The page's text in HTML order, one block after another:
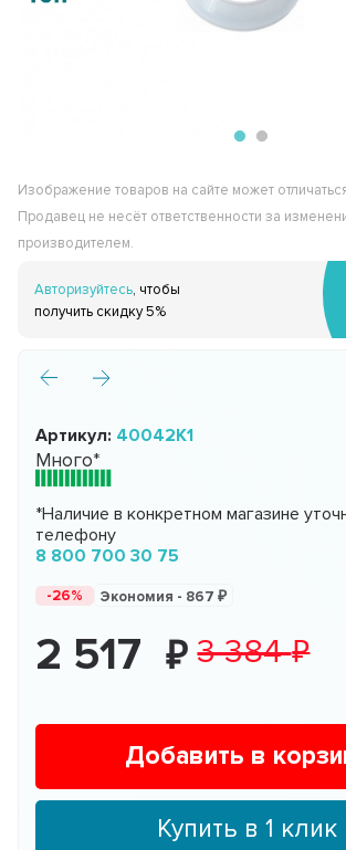
Изображение товаров на сайте может
Продавец не несёт ответственности за
производителем.
Авторизуйтесь, чтобы
получить скидку 5%
Артикул: 40042K1
Много*
*Наличие в конкретном магазине
телефону
8 800 700 30 75
-26% Экономия - 867
2 517 3 384
Добавить в
Купить в 1 клик